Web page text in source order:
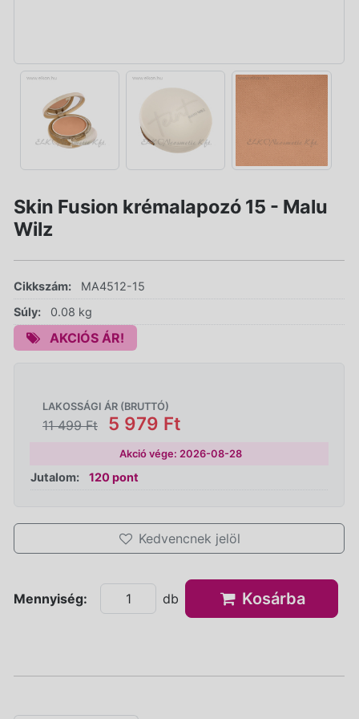
Skin Fusion krémalapozó 15 - Malu
Wilz
Cikkszám:
MA4512-15
Súly:
0.08 kg
AKCIÓS ÁR!
LAKOSSÁGI ÁR (BRUTTÓ)
11 499 Ft 5 979 Ft
Akció vége: 2026-08-28
Jutalom: 120 pont
Kedvencnek jelöl
Mennyiség: db Kosárba